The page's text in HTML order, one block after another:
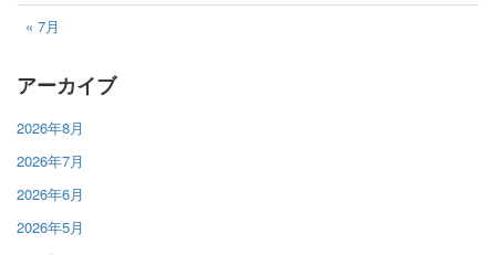
« 7月
アーカイブ
2026年8月
2026年7月
2026年6月
2026年5月